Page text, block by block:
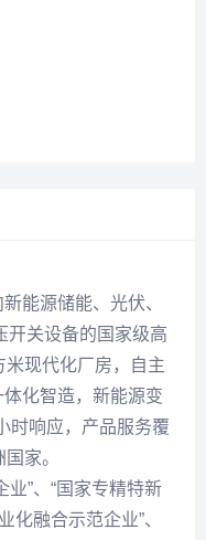
能源储能、光伏、
开关设备的国家级高
现代化厂房，自主
化智造，新能源变
时响应，产品服务覆
家。
”、“国家专精特新
化融合示范企业”、